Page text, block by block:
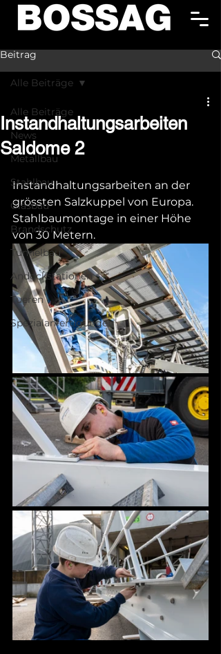
Beitrag
Alle Beiträge
News
Metallbau
Stahlbau
Glasbau
Brandschutz
Tunnelbau
Andockstationen
Tueren
Spezialanfertigungen
Alle Beiträge
Instandhaltungsarbeiten
Saldome 2
Instandhaltungsarbeiten an der
grössten Salzkuppel von Europa.
Stahlbaumontage in einer Höhe
von 30 Metern.